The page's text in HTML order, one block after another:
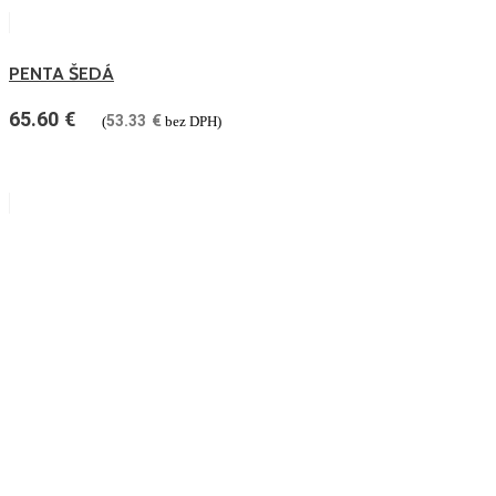
PENTA ŠEDÁ
65.60 € (53.33 € bez DPH)